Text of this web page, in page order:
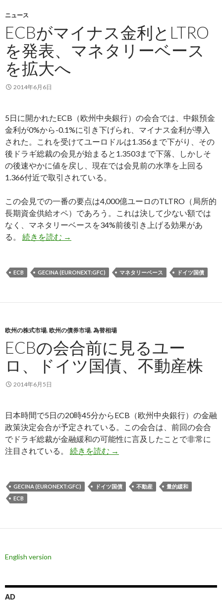
ニュース
ECBがマイナス金利とLTRO
を発表、マネタリーベース
を拡大へ
2014年6月6日
5日に開かれたECB（欧州中央銀行）の会合では、中銀預金
金利が0%から-0.1%に引き下げられ、マイナス金利が導入
された。これを受けてユーロドルは1.356まで下がり、その
後ドラギ総裁の会見が始まると1.3503まで下落、しかしそ
の後速やかに値を戻し、現在では会見前の水準を上回る
1.366付近で取引されている。
この会見での一番の要点は4,000億ユーロのTLTRO（局所的
長期資金供給オペ）であろう。これは決して少ない額では
なく、マネタリーベースを34%前後引き上げる効果があ
る。 続きを読む ECBがマイナス金利とLTROを発表、マネタ
→
ECB GECINA (EURONEXT:GFC) マネタリーベース ドイツ国債
欧州の株式市場, 欧州の債券市場, 為替相場
ECBの会合前に見るユー
ロ、ドイツ国債、不動産株
2014年6月5日
日本時間で5日の20時45分からECB（欧州中央銀行）の金融
政策決定会合が予定されている。この会合は、前回の会合
でドラギ総裁が金融緩和の可能性に言及したことで非常に
注目されている。 続きを読む ECBの会合前に見るユーロ、
→
GECINA (EURONEXT:GFC) ドイツ国債 不動産
量的緩和
ECB
English version
AD